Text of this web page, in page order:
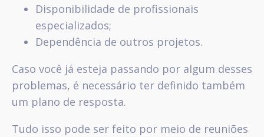
Disponibilidade de profissionais
especializados;
Dependência de outros projetos.
Caso você já esteja passando por algum desses
problemas, é necessário ter definido também
um plano de resposta.
Tudo isso pode ser feito por meio de reuniões